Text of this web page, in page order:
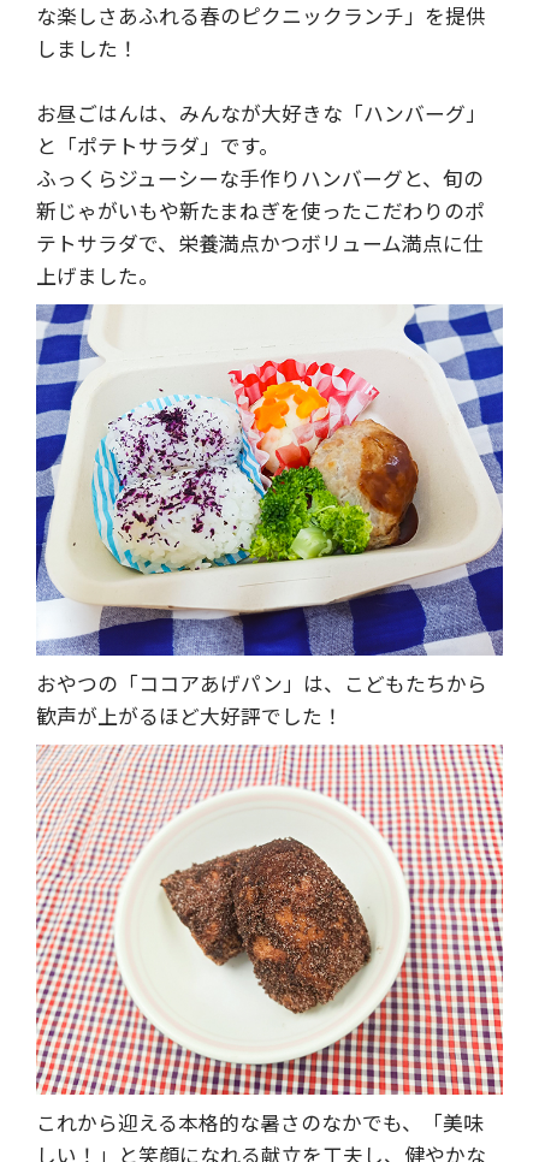
な楽しさあふれる春のピクニックランチ」を提供
しました！
お昼ごはんは、みんなが大好きな「ハンバーグ」
と「ポテトサラダ」です。
ふっくらジューシーな手作りハンバーグと、旬の
新じゃがいもや新たまねぎを使ったこだわりのポ
テトサラダで、栄養満点かつボリューム満点に仕
上げました。
おやつの「ココアあげパン」は、こどもたちから
歓声が上がるほど大好評でした！
これから迎える本格的な暑さのなかでも、「美味
しい！」と笑顔になれる献立を工夫し、健やかな